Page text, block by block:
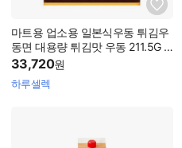
마트용 업소용 일본식우동 튀김우
동면 대용량 튀김맛 우동 211.5G X
10개
33,720원
하루셀렉